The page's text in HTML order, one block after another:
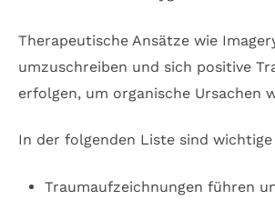
Therapeutische Ansätze wie
umzuschreiben und sich positive
erfolgen, um organische Ursachen
In der folgenden Liste sind
Traumaufzeichnungen führen